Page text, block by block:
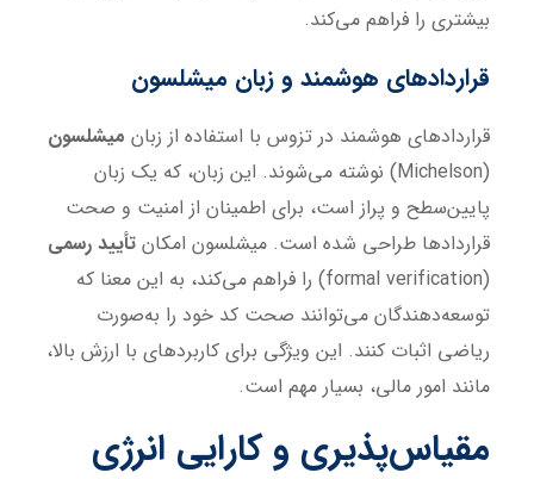
بیشتری را فراهم می‌کند.
قراردادهای هوشمند و زبان میشلسون
قراردادهای هوشمند در تزوس با استفاده از زبان میشلسون
(Michelson) نوشته می‌شوند. این زبان، که یک زبان
پایین‌سطح و پراز است، برای اطمینان از امنیت و صحت
قراردادها طراحی شده است. میشلسون امکانتأیید رسمی
(formal verification) را فراهم می‌کند، به این معنا که
توسعه‌دهندگان می‌توانند صحت کد خود را به‌صورت
ریاضی اثبات کنند. این ویژگی برای کاربردهای با ارزش بالا،
مانند امور مالی، بسیار مهم است.
مقیاس‌پذیری و کارایی انرژی